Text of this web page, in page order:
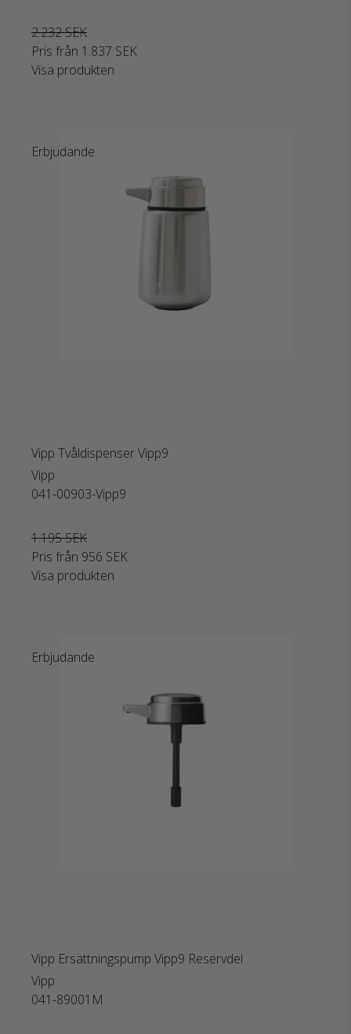
2.232 SEK
Pris från 1.837 SEK
Visa produkten
Erbjudande
Vipp Tvåldispenser Vipp9
Vipp
041-00903-Vipp9
1.195 SEK
Pris från 956 SEK
Visa produkten
Erbjudande
Vipp Ersättningspump Vipp9 Reservdel
Vipp
041-89001M